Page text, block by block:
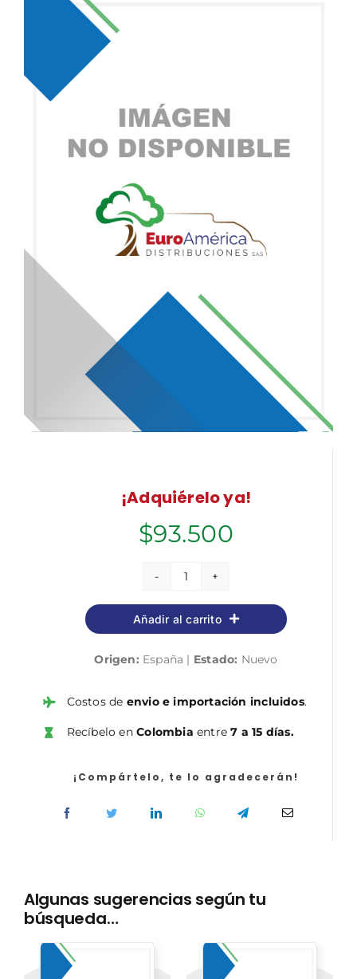
¡Adquiérelo ya!
$93.500
Servicios
Comerciales
(Grupo
E1)
Personal
de
Temario
test
Añadir al carrito
Origen: España | Estado: Nuevo
Costos de envio e importación incluidos.
Recíbelo enColombia entre7 a 15 días.
¡Compártelo, te lo agradecerán!
Algunas sugerencias según tu
búsqueda…